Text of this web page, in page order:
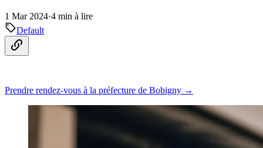
1 Mar 2024·4 min à lire
Default
Prendre rendez-vous à la préfecture de Bobigny →